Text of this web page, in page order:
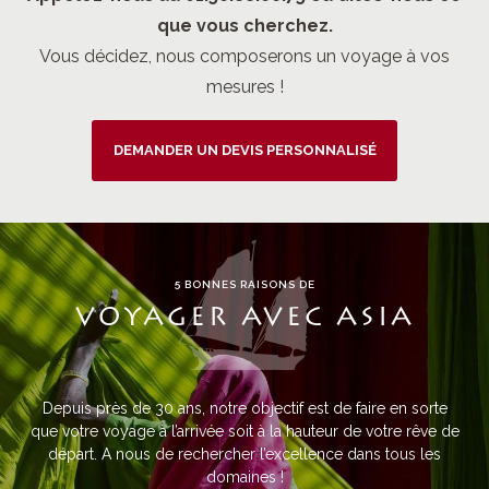
que vous cherchez.
Vous décidez, nous composerons un voyage à vos
mesures !
DEMANDER UN DEVIS PERSONNALISÉ
5 BONNES RAISONS DE
VOYAGER AVEC ASIA
Depuis près de 30 ans, notre objectif est de faire en sorte
que votre voyage à l’arrivée soit à la hauteur de votre rêve de
départ. A nous de rechercher l’excellence dans tous les
domaines !